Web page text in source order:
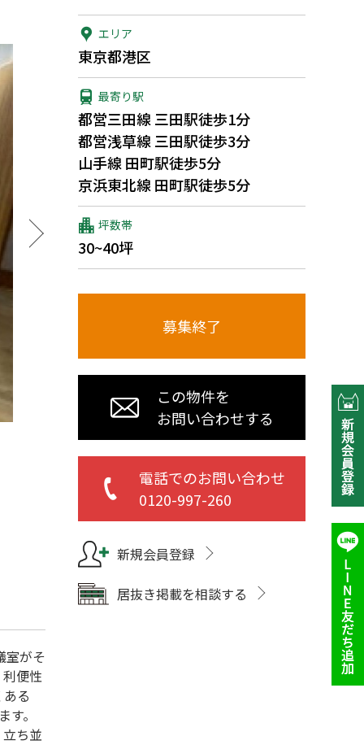
室がそ
便性
る
。
ち並
エリア
東京都港区
最寄り駅
都営三田線 三田駅徒歩1分
都営浅草線 三田駅徒歩3分
山手線 田町駅徒歩5分
京浜東北線 田町駅徒歩5分
坪数帯
30~40坪
募集終了
この物件を
お問い合わせする
電話でのお問い合わせ
0120-997-260
新規会員登録
居抜き掲載を相談する